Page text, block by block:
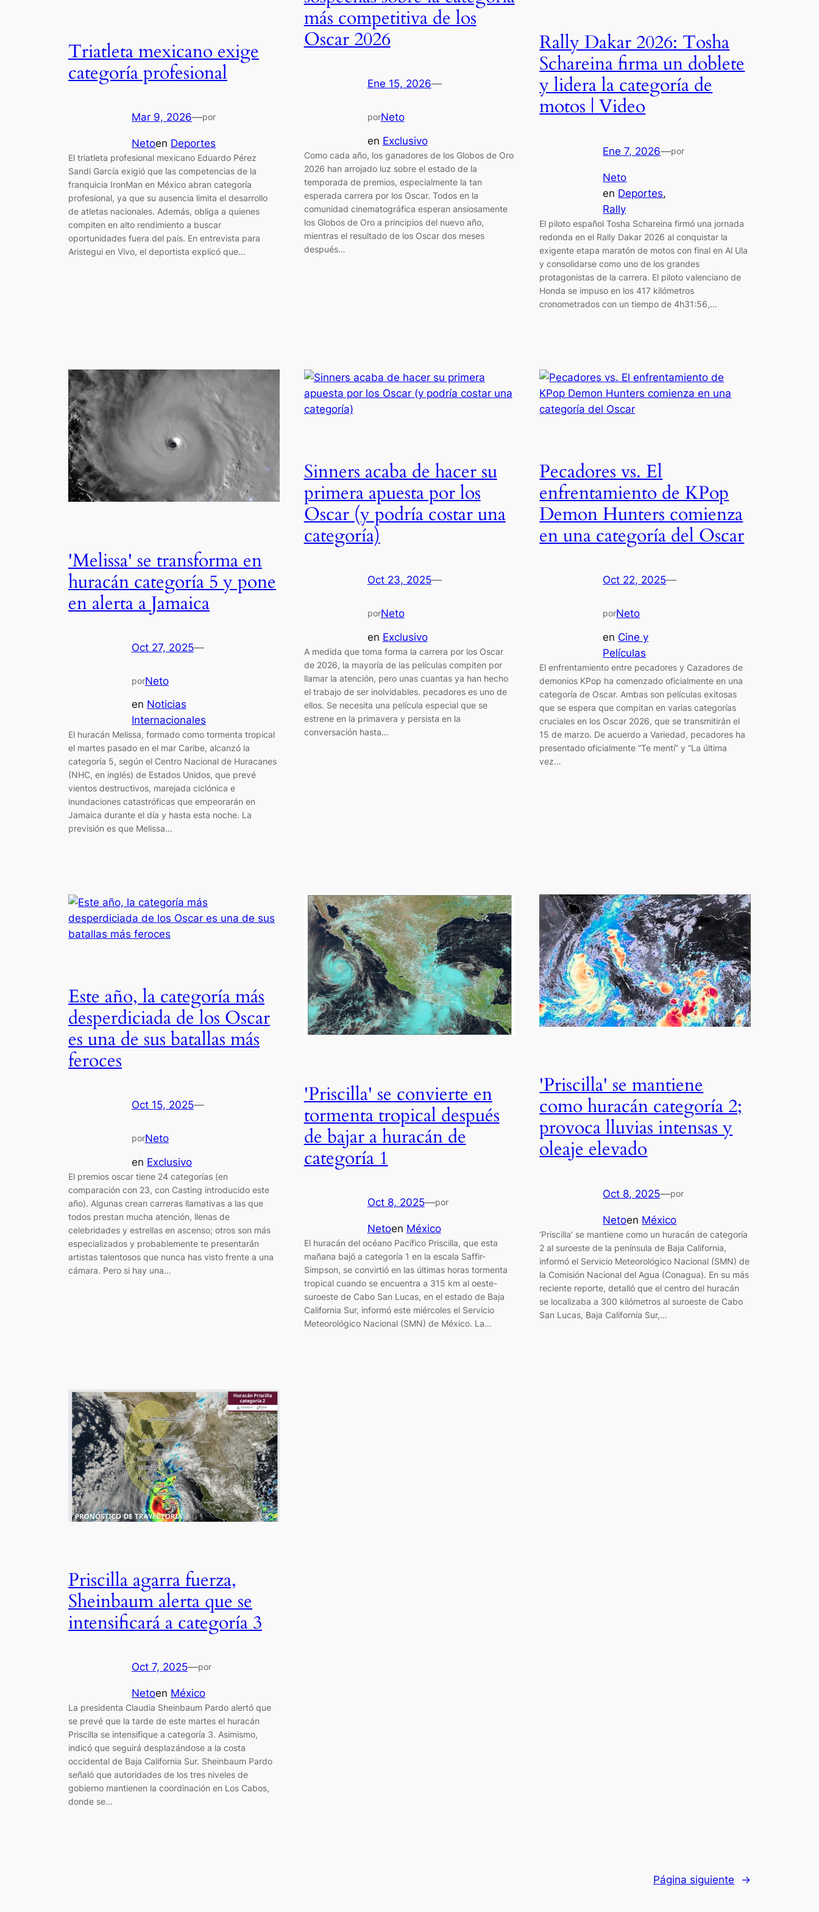
Triatleta mexicano exige
categoría profesional
Mar 9, 2026—por
Netoen Deportes
El triatleta profesional mexicano Eduardo Pérez
Sandi García exigió que las competencias de la
franquicia IronMan en México abran categoría
profesional, ya que su ausencia limita el desarrollo
de atletas nacionales. Además, obliga a quienes
compiten en alto rendimiento a buscar
oportunidades fuera del país. En entrevista para
Aristegui en Vivo, el deportista explicó que…
más competitiva de los
Oscar 2026
Ene 15, 2026—
porNeto
en Exclusivo
Como cada año, los ganadores de los Globos de Oro
2026 han arrojado luz sobre el estado de la
temporada de premios, especialmente la tan
esperada carrera por los Oscar. Todos en la
comunidad cinematográfica esperan ansiosamente
los Globos de Oro a principios del nuevo año,
mientras el resultado de los Oscar dos meses
después…
Rally Dakar 2026: Tosha
Schareina firma un doblete
y lidera la categoría de
motos | Video
Ene 7, 2026—por
Neto
en Deportes
Rally
El piloto español Tosha Schareina firmó una jornada
redonda en el Rally Dakar 2026 al conquistar la
exigente etapa maratón de motos con final en Al Ula
y consolidarse como uno de los grandes
protagonistas de la carrera. El piloto valenciano de
Honda se impuso en los 417 kilómetros
cronometrados con un tiempo de 4h31:56,…
'Melissa' se transforma en
huracán categoría 5 y pone
en alerta a Jamaica
Oct 27, 2025—
porNeto
en Noticias
Internacionales
El huracán Melissa, formado como tormenta tropical
el martes pasado en el mar Caribe, alcanzó la
categoría 5, según el Centro Nacional de Huracanes
(NHC, en inglés) de Estados Unidos, que prevé
vientos destructivos, marejada ciclónica e
inundaciones catastróficas que empeorarán en
Jamaica durante el día y hasta esta noche. La
previsión es que Melissa…
Sinners acaba de hacer su
primera apuesta por los
Oscar (y podría costar una
categoría)
Oct 23, 2025—
porNeto
en Exclusivo
A medida que toma forma la carrera por los Oscar
de 2026, la mayoría de las películas compiten por
llamar la atención, pero unas cuantas ya han hecho
el trabajo de ser inolvidables. pecadores es uno de
ellos. Se necesita una película especial que se
estrene en la primavera y persista en la
conversación hasta…
Pecadores vs. El
enfrentamiento de KPop
Demon Hunters comienza
en una categoría del Oscar
Oct 22, 2025—
porNeto
en Cine y
Películas
El enfrentamiento entre pecadores y Cazadores de
demonios KPop ha comenzado oficialmente en una
categoría de Oscar. Ambas son películas exitosas
que se espera que compitan en varias categorías
cruciales en los Oscar 2026, que se transmitirán el
15 de marzo. De acuerdo a Variedad, pecadores ha
presentado oficialmente “Te mentí” y “La última
vez…
Este año, la categoría más
desperdiciada de los Oscar
es una de sus batallas más
feroces
Oct 15, 2025—
porNeto
en Exclusivo
El premios oscar tiene 24 categorías (en
comparación con 23, con Casting introducido este
año). Algunas crean carreras llamativas a las que
todos prestan mucha atención, llenas de
celebridades y estrellas en ascenso; otros son más
especializados y probablemente te presentarán
artistas talentosos que nunca has visto frente a una
cámara. Pero si hay una…
'Priscilla' se convierte en
tormenta tropical después
de bajar a huracán de
categoría 1
Oct 8, 2025—por
Netoen México
El huracán del océano Pacífico Priscilla, que esta
mañana bajó a categoría 1 en la escala Saffir-
Simpson, se convirtió en las últimas horas tormenta
tropical cuando se encuentra a 315 km al oeste-
suroeste de Cabo San Lucas, en el estado de Baja
California Sur, informó este miércoles el Servicio
Meteorológico Nacional (SMN) de México. La…
'Priscilla' se mantiene
como huracán categoría 2;
provoca lluvias intensas y
oleaje elevado
Oct 8, 2025—por
Netoen México
‘Priscilla’ se mantiene como un huracán de categoría
2 al suroeste de la península de Baja California,
informó el Servicio Meteorológico Nacional (SMN) de
la Comisión Nacional del Agua (Conagua). En su más
reciente reporte, detalló que el centro del huracán
se localizaba a 300 kilómetros al suroeste de Cabo
San Lucas, Baja California Sur,…
Priscilla agarra fuerza,
Sheinbaum alerta que se
intensificará a categoría 3
Oct 7, 2025—por
Netoen México
La presidenta Claudia Sheinbaum Pardo alertó que
se prevé que la tarde de este martes el huracán
Priscilla se intensifique a categoría 3. Asimismo,
indicó que seguirá desplazándose a la costa
occidental de Baja California Sur. Sheinbaum Pardo
señaló que autoridades de los tres niveles de
gobierno mantienen la coordinación en Los Cabos,
donde se…
Página siguiente →